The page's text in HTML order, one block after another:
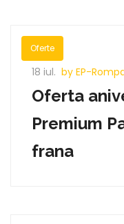
Oferte
18 iul. by EP-
Oferta
Premium
frana